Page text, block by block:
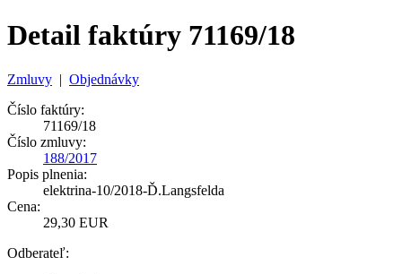
Detail faktúry 71169/18
Zmluvy | Objednávky
Číslo faktúry:
71169/18
Číslo zmluvy:
188/2017
Popis plnenia:
elektrina-10/2018-Ď.Langsfelda
Cena:
29,30 EUR
Odberateľ: